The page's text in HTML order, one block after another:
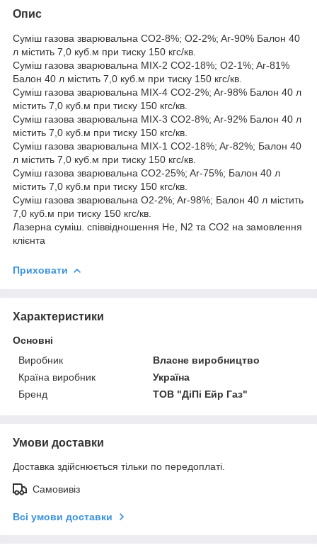
Опис
Суміш газова зварювальна CO2-8%; O2-2%; Ar-90% Балон 40
л містить 7,0 куб.м при тиску 150 кгс/кв.
Суміш газова зварювальна MIX-2 CO2-18%; O2-1%; Ar-81%
Балон 40 л містить 7,0 куб.м при тиску 150 кгс/кв.
Суміш газова зварювальна MIX-4 CO2-2%; Ar-98% Балон 40 л
містить 7,0 куб.м при тиску 150 кгс/кв.
Суміш газова зварювальна MIX-3 CO2-8%; Ar-92% Балон 40 л
містить 7,0 куб.м при тиску 150 кгс/кв.
Суміш газова зварювальна MIX-1 CO2-18%; Ar-82%; Балон 40
л містить 7,0 куб.м при тиску 150 кгс/кв.
Суміш газова зварювальна CO2-25%; Ar-75%; Балон 40 л
містить 7,0 куб.м при тиску 150 кгс/кв.
Суміш газова зварювальна O2-2%; Ar-98%; Балон 40 л містить
7,0 куб.м при тиску 150 кгс/кв.
Лазерна суміш. співвідношення He, N2 та СО2 на замовлення
клієнта
Приховати
Характеристики
Основні
Виробник
Власне виробництво
Країна виробник
Україна
Бренд
ТОВ "ДіПі Eйр Газ"
Умови доставки
Доставка здійснюється тільки по передоплаті.
Самовивіз
Всі умови доставки